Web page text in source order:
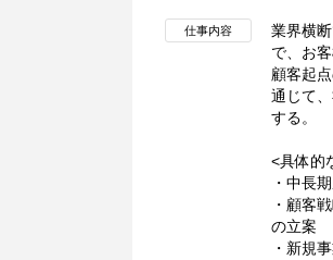
仕事内容
業界横
で、お
顧客起
通じて
する。
<具体的
・中長
・顧客
の立案
・新規